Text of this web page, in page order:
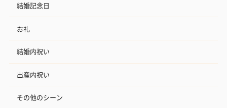
結婚記念日
お礼
結婚内祝い
出産内祝い
その他のシーン